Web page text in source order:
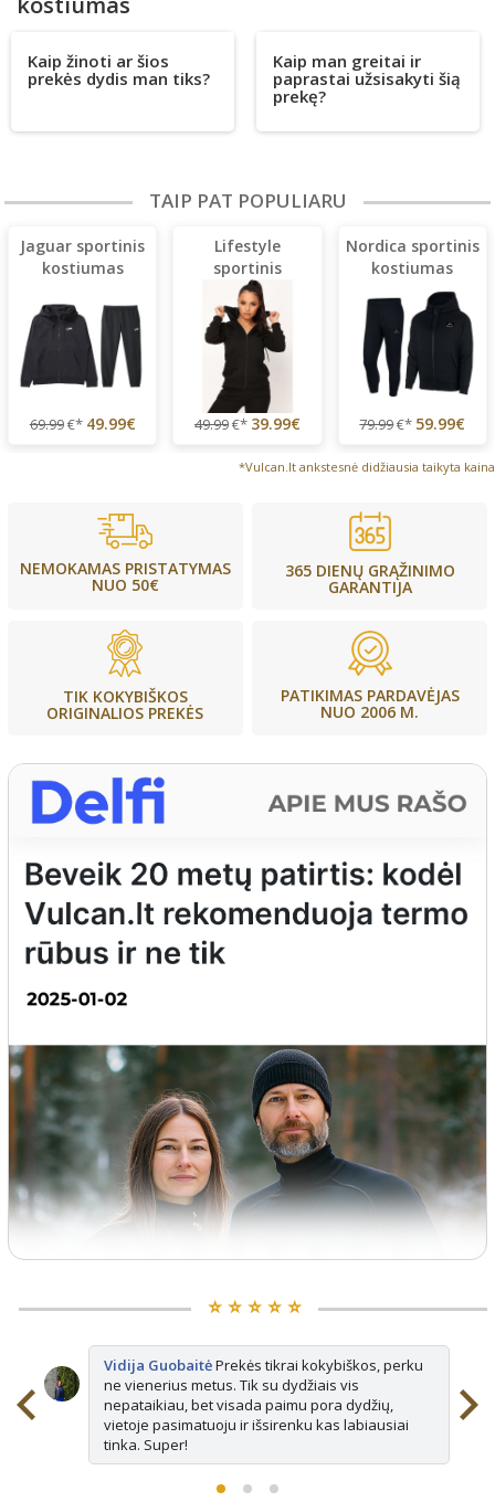
Kaip žinoti ar šios
prekės dydis man tiks?
Kaip man greitai ir
paprastai užsisakyti šią
prekę?
TAIP PAT POPULIARU
Jaguar sportinis
kostiumas
69.99€* 49.99€
Lifestyle
sportinis
kostiumas
49.99€* 39.99€
Nordica sportinis
kostiumas
(lengvas)
79.99€* 59.99€
*Vulcan.lt ankstesnė didžiausia taikyta kaina
NEMOKAMAS PRISTATYMAS
NUO 50€
365 DIENŲ GRĄŽINIMO
GARANTIJA
TIK KOKYBIŠKOS
ORIGINALIOS PREKĖS
PATIKIMAS PARDAVĖJAS
NUO 2006 M.
⭐️ ⭐️ ⭐️ ⭐️ ⭐️
Vidija GuobaitėPrekės tikrai kokybiškos, perku
ne vienerius metus. Tik su dydžiais vis
nepataikiau, bet visada paimu pora dydžių,
vietoje pasimatuoju ir išsirenku kas labiausiai
tinka. Super!